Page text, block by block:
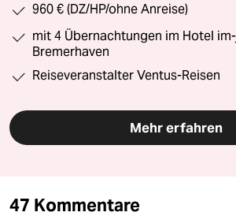
960 € (DZ/HP/ohne Anreise)
mit 4 Übernachtungen im Hotel
Bremerhaven
Reiseveranstalter Ventus-Reisen
Mehr erfahren
47 Kommentare